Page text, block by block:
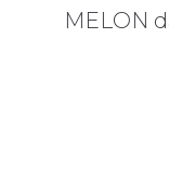
MELON